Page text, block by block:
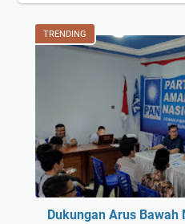
TRENDING
Dukungan Arus